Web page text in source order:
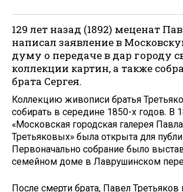
129 лет назад (1892) меценат
написал заявление в
думу о передаче в дар городу
коллекции картин, а также
брата Сергея.
Коллекцию живописи братья
собирать в середине 1850-х годов. В
«Московская городская галерея
Третьяковых» была открыта для
Первоначально собрание было
семейном доме в Лаврушинском
После смерти брата, Павел Третьяков